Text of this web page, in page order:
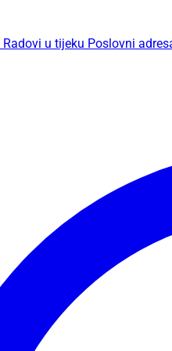
Radovi u tijeku Poslovni